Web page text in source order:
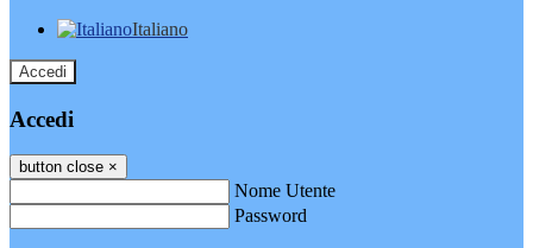
Italiano
Accedi
Accedi
button close ×
Nome Utente
Password